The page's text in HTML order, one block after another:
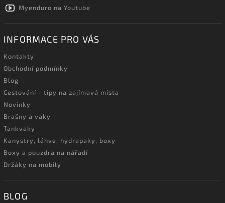
Myenduro na Youtube
INFORMACE PRO VÁS
Kontakty
Obchodní podmínky
Blog
Cestování - tipy na zajímavá místa
Novinky
Brašny a vaky
Tankvaky
Kanystry, láhve, hydrapaky, boxy
Boxy a pouzdra na nářadí
Držáky na mobily
BLOG